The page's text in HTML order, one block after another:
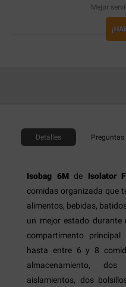
Mejor
Detalles Preguntas
Isobag 6Mde Isolator
comidas organizada que
alimentos, bebidas,
un mejor estado durante
compartimento
hasta entre 6 y 8
almacenamiento,
aislamientos, dos